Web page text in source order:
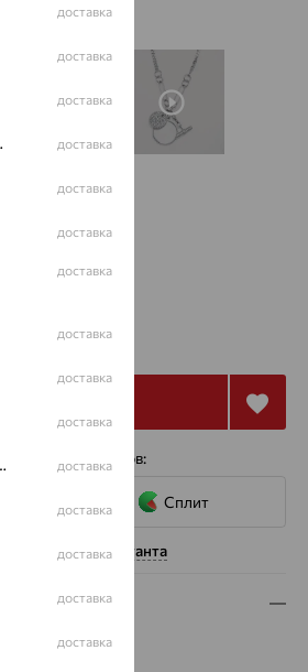
32 081
с помощью сервисов:
Сплит
помощь консультанта
доставка
доставка
доставка
район доставка
доставка
доставка
доставка
доставка
доставка
доставка
край доставка
доставка
доставка
доставка
доставка